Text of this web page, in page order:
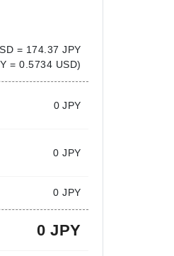
= 174.37 JPY
= 0.5734 USD)
0 JPY
0 JPY
0 JPY
0 JPY